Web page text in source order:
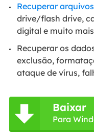
Recuperar
drive/flash drive,
digital e muito
Recuperar os
exclusão,
ataque de vírus,
 Baixar
Para